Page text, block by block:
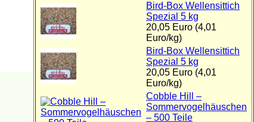
Bird-Box Wellensittich
Spezial 5 kg
20,05 Euro (4,01
Euro/kg)
Bird-Box Wellensittich
Spezial 5 kg
20,05 Euro (4,01
Euro/kg)
Cobble Hill –
Sommervogelhäuschen
– 500 Teile